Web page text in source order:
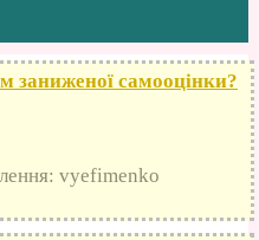
заниженої самооцінки?
vyefimenko